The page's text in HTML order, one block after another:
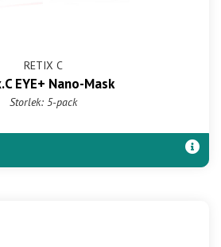
RETIX C
EYE+ Nano-Mask
Storlek: 5-pack